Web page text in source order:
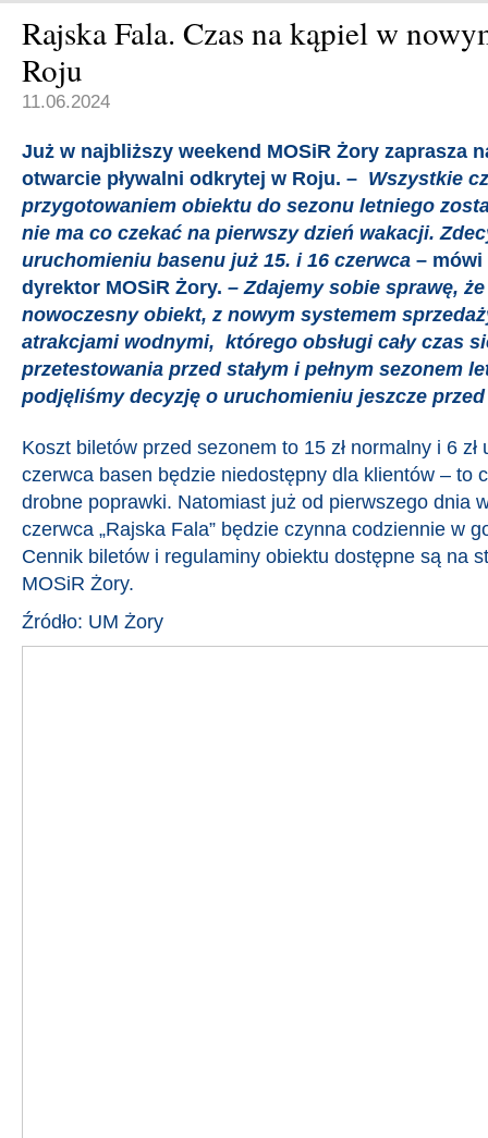
Rajska Fala. Czas na kąpiel w
Roju
11.06.2024
Już w najbliższy weekend MOSiR Żory zaprasza
otwarcie pływalni odkrytej w Roju. – Wszystkie
przygotowaniem obiektu do sezonu letniego
nie ma co czekać na pierwszy dzień wakacji.
uruchomieniu basenu już 15. i 16 czerwca – mówi
dyrektor MOSiR Żory. – Zdajemy sobie sprawę,
nowoczesny obiekt, z nowym systemem
atrakcjami wodnymi, którego obsługi cały czas
przetestowania przed stałym i pełnym sezonem
podjęliśmy decyzję o uruchomieniu jeszcze
Koszt biletów przed sezonem to 15 zł normalny i 6
czerwca basen będzie niedostępny dla klientów – to
drobne poprawki. Natomiast już od pierwszego dnia
czerwca „Rajska Fala” będzie czynna codziennie w
Cennik biletów i regulaminy obiektu dostępne są na
MOSiR Żory.
Źródło: UM Żory